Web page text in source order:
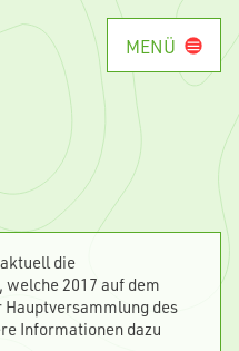
MENÜ
die
2017 auf dem
des
Informationen dazu